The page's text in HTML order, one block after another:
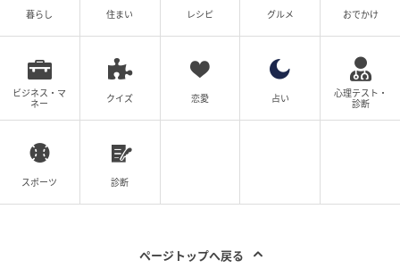
ず、購入前に専門家を交えてしっかり確認しておくこ
込んで計画すれば、傾斜地の住まいは長く快適に暮ら
せる選択肢になります。「擁壁は土地と一体」という
意識を持つこと。それが、傾斜地の家で後悔しない選
び方の第一歩です。
ライター：yukiasobi（一級建築士・建築基準適合判定
地方自治体で住宅政策・都市計画・建築確認審査など
暮らし 住まい レシピ グルメ おでかけ
ビジネス・マ
ネー
クイズ 恋愛 占い
心理テスト・
診断
スポーツ 診断
ページトップへ戻る